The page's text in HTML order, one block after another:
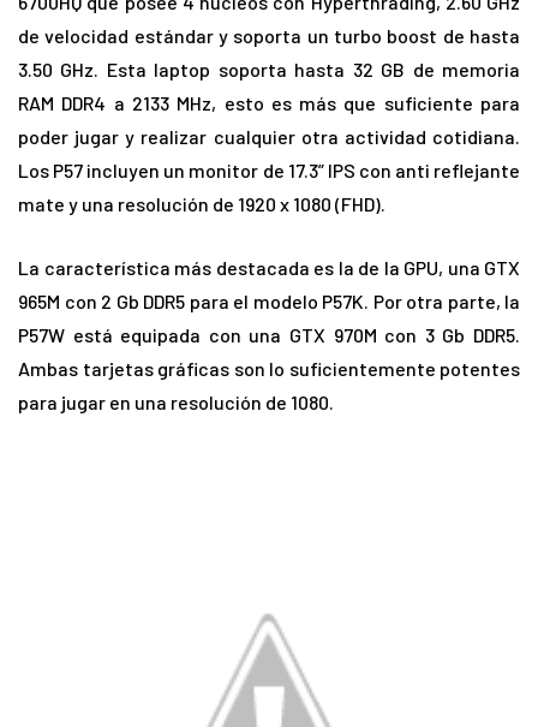
de velocidad estándar y soporta un turbo boost de hasta
3.50 GHz. Esta laptop soporta hasta 32 GB de memoria
RAM DDR4 a 2133 MHz, esto es más que suficiente para
poder jugar y realizar cualquier otra actividad cotidiana.
Los P57 incluyen un monitor de 17.3” IPS con anti reflejante
mate y una resolución de 1920 x 1080 (FHD).
La característica más destacada es la de la GPU, una GTX
965M con 2 Gb DDR5 para el modelo P57K. Por otra parte, la
P57W está equipada con una GTX 970M con 3 Gb DDR5.
Ambas tarjetas gráficas son lo suficientemente potentes
para jugar en una resolución de 1080.